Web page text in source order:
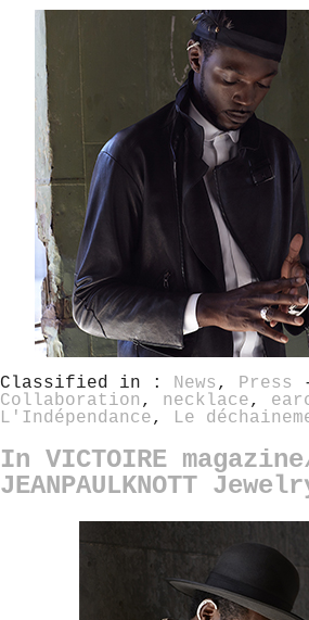
Classified in : News , Press
Collaboration , necklace,
L'Indépendance, Le
In VICTOIRE
JEANPAULKNOTT